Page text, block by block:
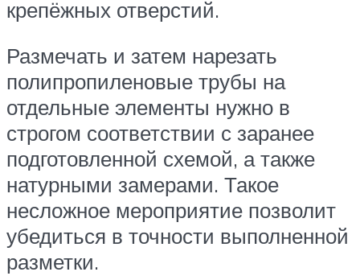
крепёжных отверстий.
Размечать и затем нарезать
полипропиленовые трубы на
отдельные элементы нужно в
строгом соответствии с заранее
подготовленной схемой, а также
натурными замерами. Такое
несложное мероприятие позволит
убедиться в точности выполненной
разметки.